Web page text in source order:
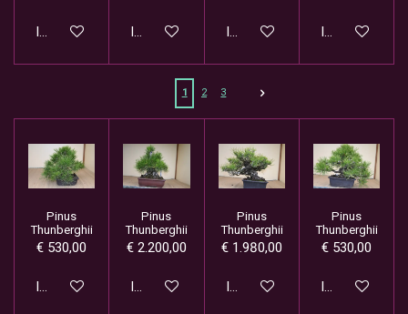
In winkelwagen In winkelwagen In winkelwagen In
1 2 3
Pinus
Thunberghii
€ 530,00
In winkelwagen
Pinus
Thunberghii
€ 2.200,00
In winkelwagen
Pinus
Thunberghii
€ 1.980,00
In winkelwagen
Pinus
Thunberghii
€ 530,00
In